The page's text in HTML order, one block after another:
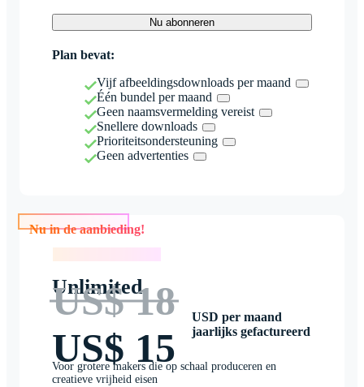
Nu abonneren
Plan bevat:
Vijf afbeeldingsdownloads per maand
Één bundel per maand
Geen naamsvermelding vereist
Snellere downloads
Prioriteitsondersteuning
Geen advertenties
Nu in de aanbieding!
Unlimited
US$ 18
US$ 15
USD per maand
jaarlijks gefactureerd
Voor grotere makers die op schaal produceren en
creatieve vrijheid eisen